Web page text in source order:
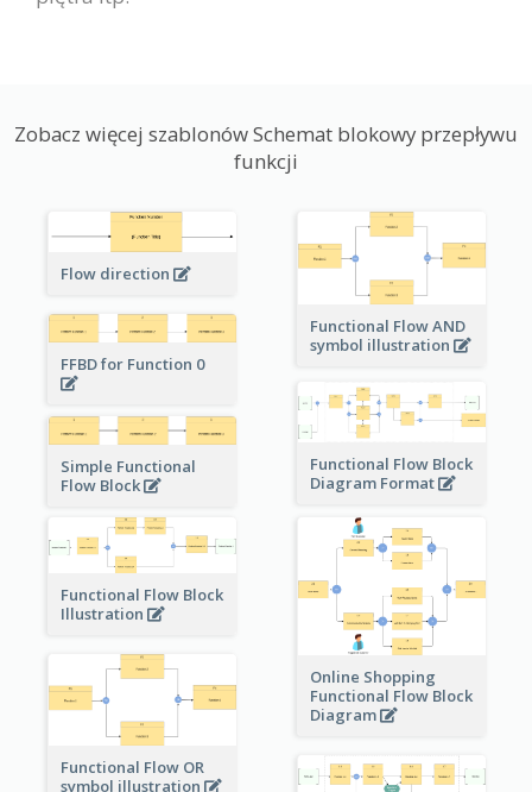
Zobacz więcej szablonów Schemat blokowy przepływu
funkcji
Flow direction
Functional Flow AND
symbol illustration
FFBD for Function 0
Functional Flow Block
Diagram Format
Simple Functional
Flow Block
Functional Flow Block
Illustration
Online Shopping
Functional Flow Block
Diagram
Functional Flow OR
symbol illustration